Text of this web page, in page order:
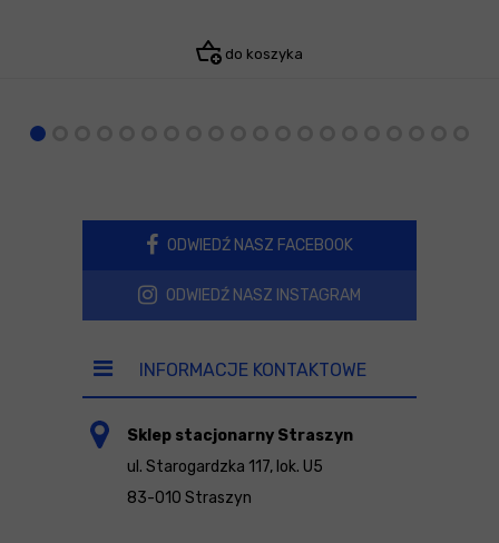
do koszyka
ODWIEDŹ NASZ FACEBOOK
ODWIEDŹ NASZ INSTAGRAM
INFORMACJE KONTAKTOWE
Sklep stacjonarny Straszyn
ul. Starogardzka 117, lok. U5
83-010 Straszyn